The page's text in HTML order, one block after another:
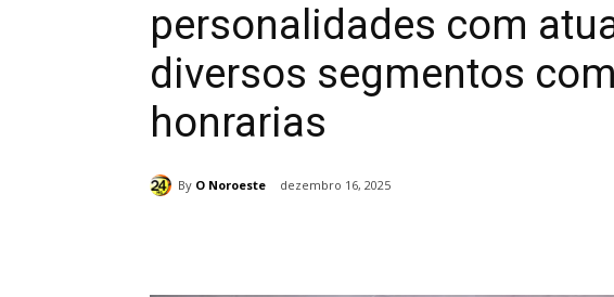
personalidades com
diversos segmentos
honrarias
By O Noroeste dezembro 16, 2025